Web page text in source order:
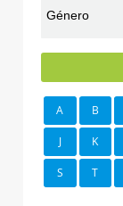
A B
J K
S T